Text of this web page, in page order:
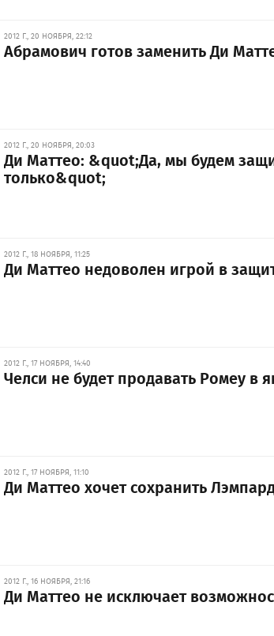
2012 Г., 20 НОЯБРЯ, 22:12
Абрамович готов заменить Ди
2012 Г., 20 НОЯБРЯ, 20:03
Ди Маттео: &quot;Да, мы будем
только&quot;
2012 Г., 18 НОЯБРЯ, 11:25
Ди Маттео недоволен игрой в
2012 Г., 17 НОЯБРЯ, 14:40
Челси не будет продавать Ромеу в
2012 Г., 17 НОЯБРЯ, 11:10
Ди Маттео хочет сохранить
2012 Г., 16 НОЯБРЯ, 21:16
Ди Маттео не исключает